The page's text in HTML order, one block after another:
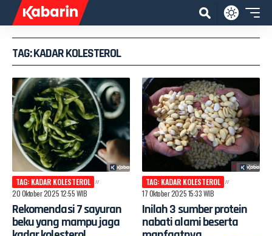
TAG: KADAR KOLESTEROL
TAG: KADAR KOLESTEROL
20 Oktober 2025 12:55 WIB
Rekomendasi 7 sayuran
beku yang mampu jaga
TAG: KADAR KOLESTEROL
17 Oktober 2025 15:33 WIB
Inilah 3 sumber protein
nabati alami beserta